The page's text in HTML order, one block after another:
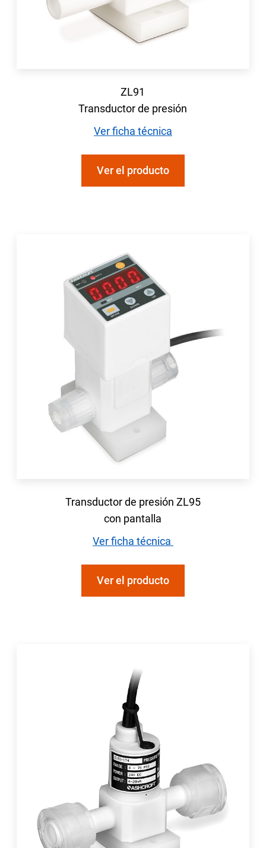
ZL91
Transductor de presión
Ver ficha técnica
Ver el producto
Transductor de presión ZL95
con pantalla
Ver ficha técnica
Ver el producto